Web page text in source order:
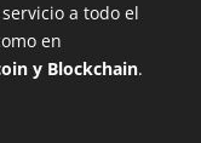
a todo el
en
y Blockchain.